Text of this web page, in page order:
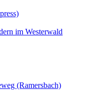
im Westerwald
(Ramersbach)